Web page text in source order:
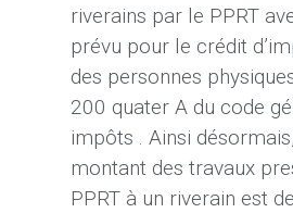
riverains par le PPRT
prévu pour le crédit
des personnes
200 quater A du code
impôts . Ainsi
montant des travaux
PPRT à un riverain est